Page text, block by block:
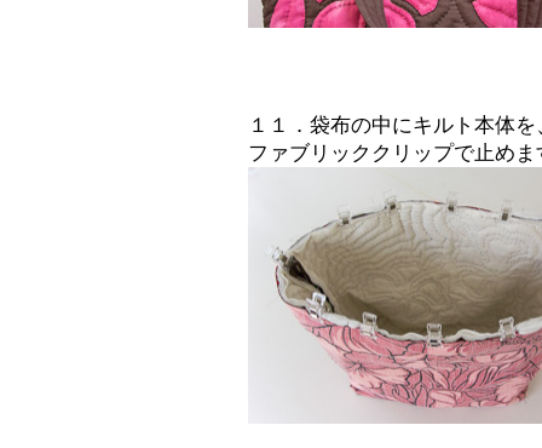
１１．袋布の中にキルト本体
ファブリッククリップで止めま